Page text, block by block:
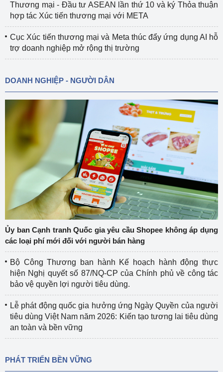
Thương mại - Đầu tư ASEAN lần thứ 10 và ký Thỏa thuận
hợp tác Xúc tiến thương mại với META
Cục Xúc tiến thương mại và Meta thúc đẩy ứng dụng AI hỗ
trợ doanh nghiệp mở rộng thị trường
DOANH NGHIỆP - NGƯỜI DÂN
Ủy ban Cạnh tranh Quốc gia yêu cầu Shopee không áp dụng
các loại phí mới đối với người bán hàng
Bộ Công Thương ban hành Kế hoạch hành động thực
hiện Nghị quyết số 87/NQ-CP của Chính phủ về công tác
bảo vệ quyền lợi người tiêu dùng.
Lễ phát động quốc gia hưởng ứng Ngày Quyền của người
tiêu dùng Việt Nam năm 2026: Kiến tạo tương lai tiêu dùng
an toàn và bền vững
PHÁT TRIỂN BỀN VỮNG